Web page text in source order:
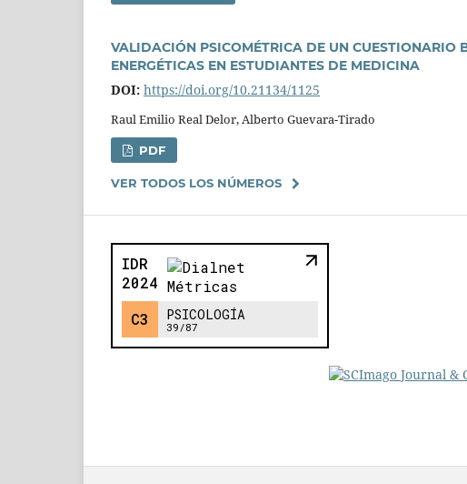
VALIDACIÓN PSICOMÉTRICA DE UN CUESTIONARIO
ENERGÉTICAS EN ESTUDIANTES DE MEDICINA
DOI: https://doi.org/10.21134/1125
Raul Emilio Real Delor, Alberto Guevara-Tirado
PDF
VER TODOS LOS NÚMEROS